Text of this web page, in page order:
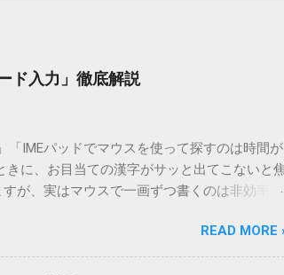
ド入力」徹底解説
「IMEパッドでマウスを使って探すのは時間が
に、お目当ての漢字がサッと出てこないと
が、実はマウスで一画ずつ書くのは非効率で
ド入力」のテクニックを詳しく解説します。
ません。 1. なぜ「変換」しても旧字・外字
READ MORE